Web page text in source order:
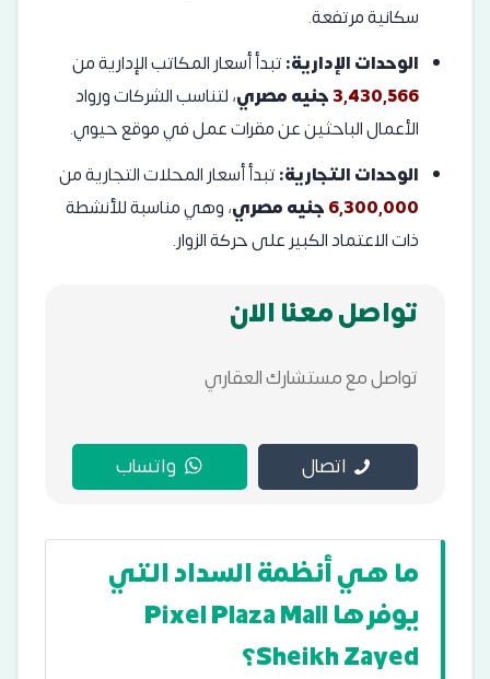
سكانية مرتفعة.
الوحدات الإدارية:تبدأ أسعار المكاتب الإدارية من
3,430,566جنيه مصري، لتناسب الشركات ورواد
الأعمال الباحثين عن مقرات عمل في موقع حيوي.
الوحدات التجارية:تبدأ أسعار المحلات التجارية من
6,300,000جنيه مصري، وهي مناسبة للأنشطة
ذات الاعتماد الكبير على حركة الزوار.
تواصل معنا الان
تواصل مع مستشارك العقاري
اتصال واتساب
ما هي أنظمة السداد التي
يوفرها Pixel Plaza Mall
Sheikh Zayed؟